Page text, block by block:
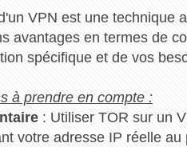
VPN est une technique
avantages en termes de
spécifique et de vos
à prendre en compte :
: Utiliser TOR sur un
votre adresse IP réelle